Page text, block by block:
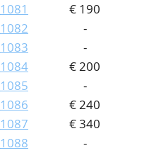
1081
€ 190
1082
-
1083
-
1084
€ 200
1085
-
1086
€ 240
1087
€ 340
1088
-